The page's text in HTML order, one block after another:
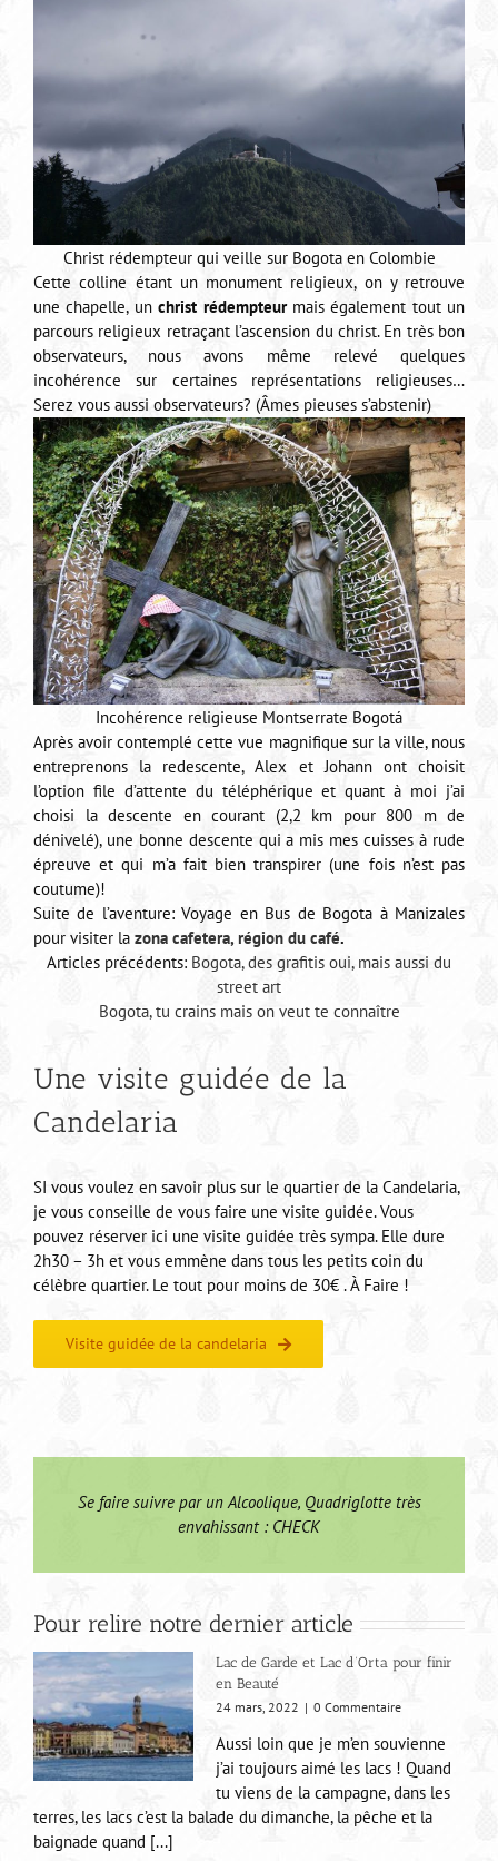
Christ rédempteur qui veille sur Bogota en Colombie
Cette colline étant un monument religieux, on y retrouve
une chapelle, unchrist rédempteurmais également tout un
parcours religieux retraçant l’ascension du christ. En très bon
observateurs, nous avons même relevé quelques
incohérence sur certaines représentations religieuses…
Serez vous aussi observateurs? (Âmes pieuses s’abstenir)
Incohérence religieuse Montserrate Bogotá
Après avoir contemplé cette vue magnifique sur la ville, nous
entreprenons la redescente, Alex et Johann ont choisit
l’option file d’attente du téléphérique et quant à moi j’ai
choisi la descente en courant (2,2 km pour 800 m de
dénivelé), une bonne descente qui a mis mes cuisses à rude
épreuve et qui m’a fait bien transpirer (une fois n’est pas
coutume)!
Suite de l’aventure: Voyage en Bus de Bogota à Manizales
pour visiter la zona cafetera, région du café.
Articles précédents: Bogota, des grafitis oui, mais aussi du
street art
Bogota, tu crains mais on veut te connaître
Une visite guidée de la
Candelaria
SI vous voulez en savoir plus sur le quartier de la Candelaria,
je vous conseille de vous faire une visite guidée. Vous
pouvez réserver ici une visite guidée très sympa. Elle dure
2h30 – 3h et vous emmène dans tous les petits coin du
célèbre quartier. Le tout pour moins de 30€ . À Faire !
Visite guidée de la candelaria
Se faire suivre par un Alcoolique, Quadriglotte très
envahissant : CHECK
Pour relire notre dernier article
Lac de Garde et Lac d’Orta pour finir
en Beauté
24 mars, 2022 | 0 Commentaire
Aussi loin que je m’en souvienne
j’ai toujours aimé les lacs ! Quand
tu viens de la campagne, dans les
terres, les lacs c’est la balade du dimanche, la pêche et la
baignade quand [...]